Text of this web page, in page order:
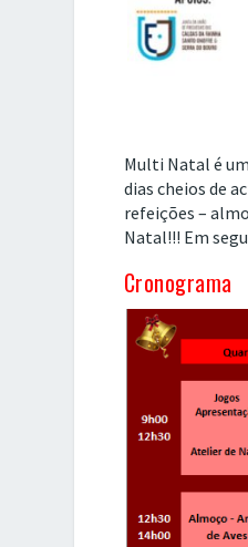
Multi Natal é
dias cheios de
refeições –
Natal!!! Em
Cronograma